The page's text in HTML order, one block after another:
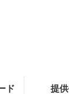
ド 提